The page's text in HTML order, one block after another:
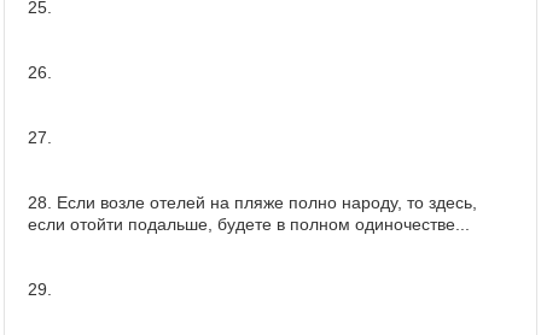
25.
26.
27.
28. Если возле отелей на пляже полно народу, то здесь,
если отойти подальше, будете в полном одиночестве...
29.